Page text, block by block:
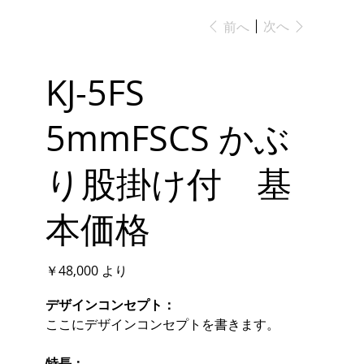
前へ 次へ
KJ-5FS
5mmFSCS かぶ
り股掛け付 基
本価格
価
格
￥48,000 より
デザインコンセプト：
ここにデザインコンセプトを書きます。